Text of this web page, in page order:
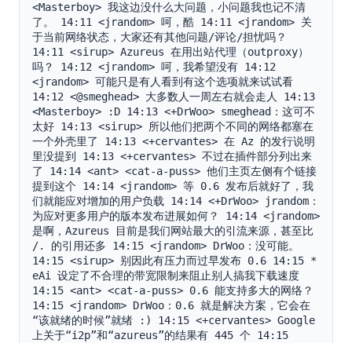
<Masterboy> 我这边没什么大问题，小问题我也记不清
了。 14:11 <jrandom> 呵，酷 14:11 <jrandom> 关
于当前网络状态，大家还有其他问题/评论/担忧吗？
14:11 <sirup> Azureus 在用出站代理（outproxy）
吗？ 14:12 <jrandom> 呵，我希望没有 14:12
<jrandom> 可能只是有人看到有这个选项就来试试看
14:12 <@smeghead> 大多数人一周左右就会走人 14:13
<Masterboy> :D 14:13 <+DrWoo> smeghead：这可不
太好 14:13 <sirup> 所以他们把两个不同的网络都塞在
一个外壳里了 14:13 <+cervantes> 在 Az 的发行说明
里没提到 14:13 <+cervantes> 不过在插件部分列出来
了 14:14 <ant> <cat-a-puss> 他们主页左侧有个链接
提到这个 14:14 <jrandom> 等 0.6 发布后就好了，我
们就能应对增加的用户负载 14:14 <+DrWoo> jrandom：
为应对更多用户的版本发布进展如何？ 14:14 <jrandom>
是啊，Azureus 目前是我们网站最大的引流来源，甚至比
/. 的引用还多 14:15 <jrandom> DrWoo：没可能。
14:15 <sirup> 别因此有压力而过早发布 0.6 14:15 *
eAi 设定了不合理的带宽限制来阻止别人搞我下载速度
14:15 <ant> <cat-a-puss> 0.6 能支持多大的网络？
14:15 <jrandom> DrWoo：0.6 就是解决方案，它会在
“该就绪的时候”就绪 :) 14:15 <+cervantes> Google
上关于“i2p”和“azureus”的结果有 445 个 14:15